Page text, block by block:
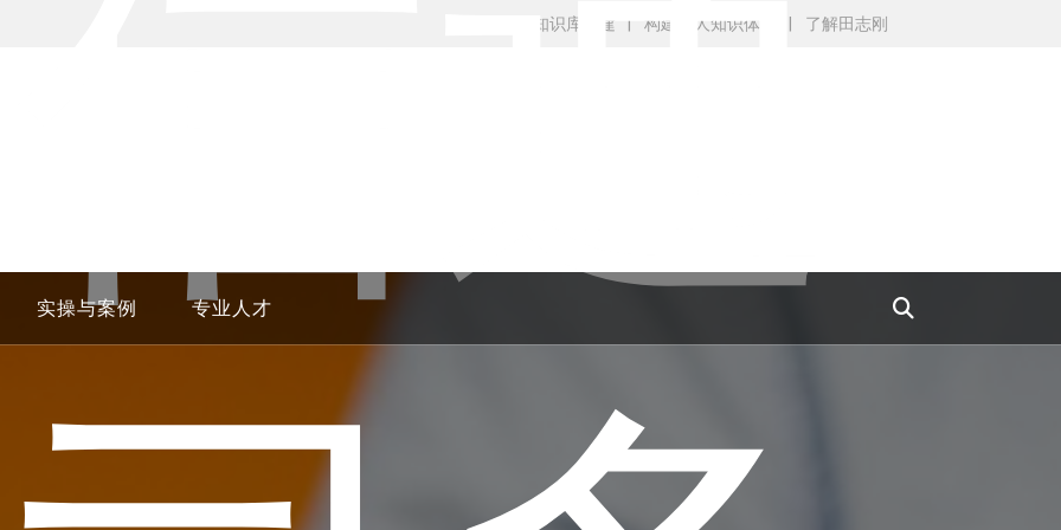
24H学AI知识库搭建 构建个人知识体系 了解田志刚
实操与案例 专业人才
通